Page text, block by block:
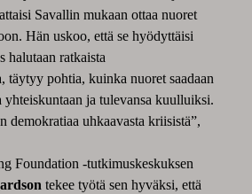
Savallin mukaan ottaa nuoret
Hän uskoo, että se hyödyttäisi
halutaan ratkaista
täytyy pohtia, kuinka nuoret saadaan
yhteiskuntaan ja tulevansa kuulluiksi.
demokratiaa uhkaavasta kriisistä”,
Foundation -tutkimuskeskuksen
tekee työtä sen hyväksi, että